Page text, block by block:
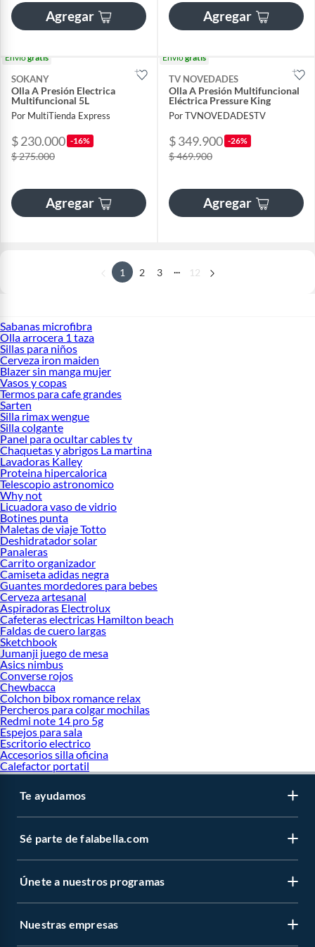
Agregar Agregar
Envíogratis
SOKANY
Olla A Presión Electrica
Multifuncional 5L
Por MultiTienda Express
$ 230.000 -16%
$ 275.000
Agregar
Envíogratis
TV NOVEDADES
Olla A Presión Multifuncional
Eléctrica Pressure King
Por TVNOVEDADESTV
$ 349.900 -26%
$ 469.900
Agregar
1 2 3 ... 12
Sabanas microfibra
Olla arrocera 1 taza
Sillas para niños
Cerveza iron maiden
Blazer sin manga mujer
Vasos y copas
Termos para cafe grandes
Sarten
Silla rimax wengue
Silla colgante
Panel para ocultar cables tv
Chaquetas y abrigos La martina
Lavadoras Kalley
Proteina hipercalorica
Telescopio astronomico
Why not
Licuadora vaso de vidrio
Botines punta
Maletas de viaje Totto
Deshidratador solar
Panaleras
Carrito organizador
Camiseta adidas negra
Guantes mordedores para bebes
Cerveza artesanal
Aspiradoras Electrolux
Cafeteras electricas Hamilton beach
Faldas de cuero largas
Sketchbook
Jumanji juego de mesa
Asics nimbus
Converse rojos
Chewbacca
Colchon bibox romance relax
Percheros para colgar mochilas
Redmi note 14 pro 5g
Espejos para sala
Escritorio electrico
Accesorios silla oficina
Calefactor portatil
Te ayudamos
Sé parte de falabella.com
Únete a nuestros programas
Nuestras empresas